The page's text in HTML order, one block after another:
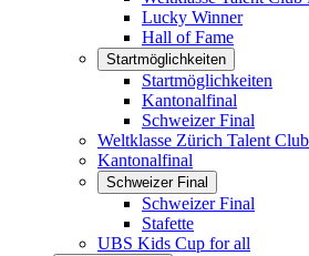
Lucky Winner
Hall of Fame
Startmöglichkeiten
Startmöglichkeiten
Kantonalfinal
Schweizer Final
Weltklasse Zürich Talent Club
Kantonalfinal
Schweizer Final
Schweizer Final
Stafette
UBS Kids Cup for all